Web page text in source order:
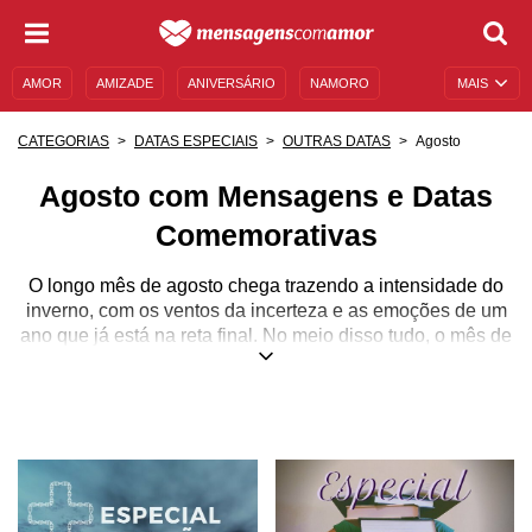
MAIS
AMOR AMIZADE ANIVERSÁRIO NAMORO
CATEGORIAS DATAS ESPECIAIS OUTRAS DATAS Agosto
Agosto com Mensagens e Datas
Comemorativas
O longo mês de agosto chega trazendo a intensidade do
inverno, com os ventos da incerteza e as emoções de um
ano que já está na reta final. No meio disso tudo, o mês de
agosto traz também várias datas especiais que merecem
celebramos aqueles que são o futuro do nosso país. No
Dia da Saúde, nos lembramos de valorizar e cuidar do
bem mais precioso que qualquer ser humano pode ter.